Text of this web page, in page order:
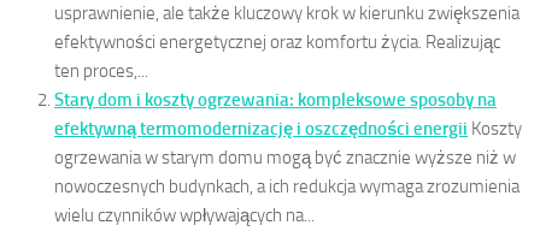
usprawnienie, ale także kluczowy krok w kierunku zwiększenia
efektywności energetycznej oraz komfortu życia. Realizując
ten proces,...
Stary dom i koszty ogrzewania: kompleksowe sposoby na
efektywną termomodernizację i oszczędności energii Koszty
ogrzewania w starym domu mogą być znacznie wyższe niż w
nowoczesnych budynkach, a ich redukcja wymaga zrozumienia
wielu czynników wpływających na...